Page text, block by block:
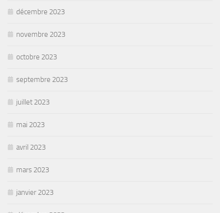
décembre 2023
novembre 2023
octobre 2023
septembre 2023
juillet 2023
mai 2023
avril 2023
mars 2023
janvier 2023